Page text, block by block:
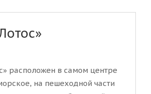
расположен в самом центре
на пешеходной части